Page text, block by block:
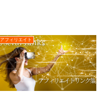
アフィリエイト